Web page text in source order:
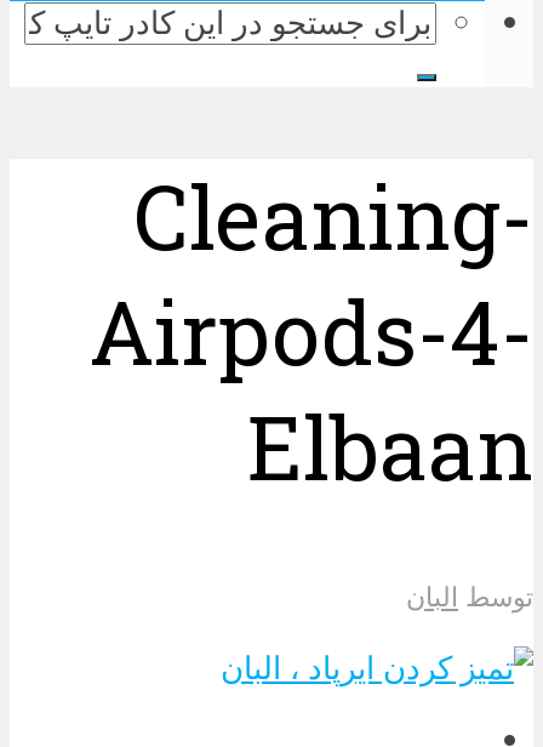
Cleaning-
Airpods-4-
Elbaan
توسط البان